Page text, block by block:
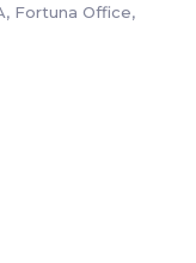
Fortuna Office,